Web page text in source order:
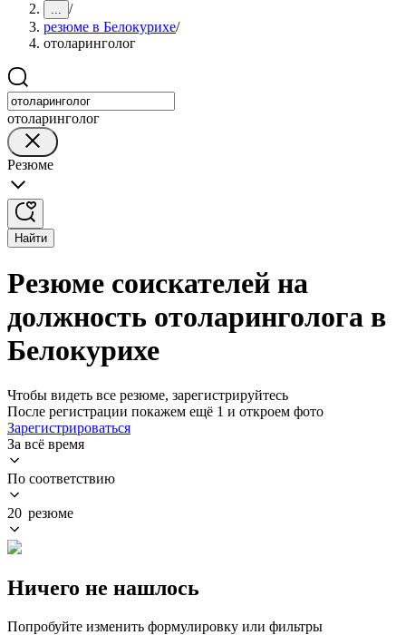
... /
резюме в Белокурихе/
отоларинголог
отоларинголог
Резюме
Найти
Резюме соискателей на
должность отоларинголога в
Белокурихе
Чтобы видеть все резюме, зарегистрируйтесь
После регистрации покажем ещё 1 и откроем фото
Зарегистрироваться
За всё время
По соответствию
20 резюме
Ничего не нашлось
Попробуйте изменить формулировку или фильтры